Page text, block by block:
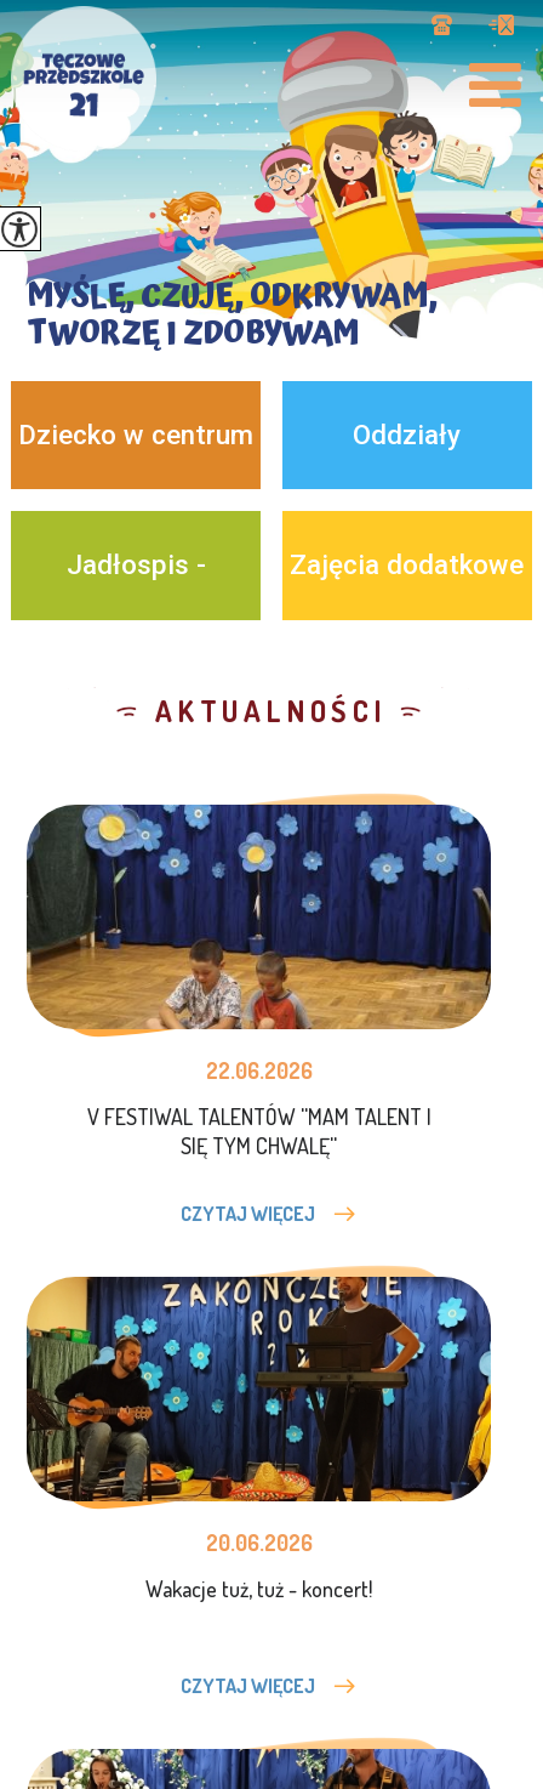
MYŚLĘ, CZUJĘ, ODKRYWAM,
TWORZĘ I ZDOBYWAM
Dziecko w centrum Oddziały
Jadłospis -
ALERGENY
ZNAJDUJĄ SIĘ
PONIŻEJ ( POD
JADŁOSPISEM).
Zajęcia dodatkowe
AKTUALNOŚCI
22.06.2026
V FESTIWAL TALENTÓW ''MAM TALENT I
SIĘ TYM CHWALĘ''
CZYTAJ WIĘCEJ
20.06.2026
Wakacje tuż, tuż - koncert!
CZYTAJ WIĘCEJ